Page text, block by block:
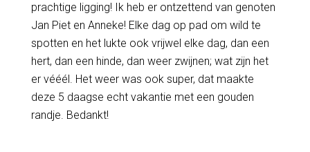
prachtige ligging! Ik heb er ontzettend van genoten
Jan Piet en Anneke! Elke dag op pad om wild te
spotten en het lukte ook vrijwel elke dag, dan een
hert, dan een hinde, dan weer zwijnen; wat zijn het
er vééél. Het weer was ook super, dat maakte
deze 5 daagse echt vakantie met een gouden
randje. Bedankt!